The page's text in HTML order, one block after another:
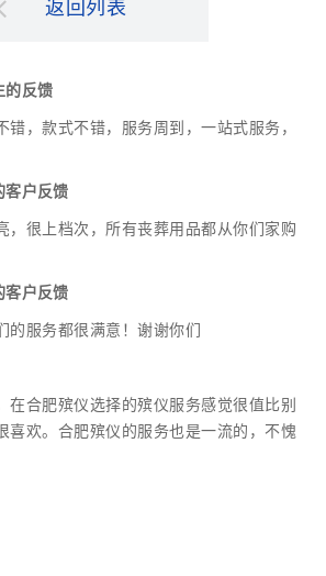
返回列表
的反馈
错，款式不错，服务周到，一站式服务，
客户反馈
，很上档次，所有丧葬用品都从你们家购
客户反馈
的服务都很满意！谢谢你们
在合肥殡仪选择的殡仪服务感觉很值比别
喜欢。合肥殡仪的服务也是一流的，不愧